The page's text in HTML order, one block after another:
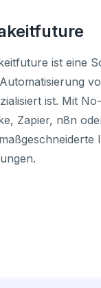
ist eine
ist. Mit
Zapier, n8n